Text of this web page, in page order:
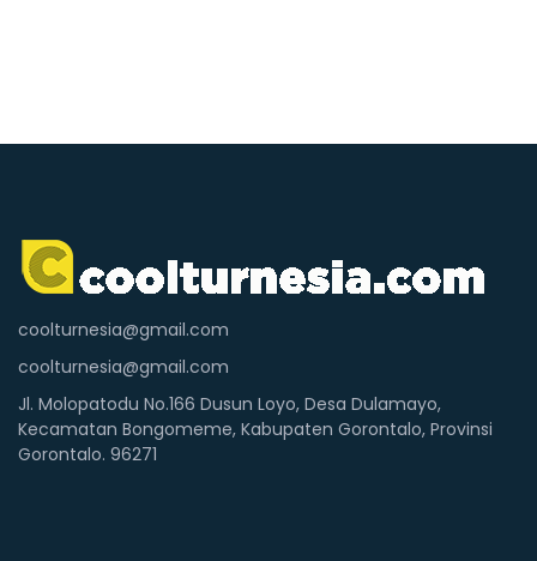
coolturnesia@gmail.com
coolturnesia@gmail.com
Jl. Molopatodu No.166 Dusun Loyo, Desa Dulamayo,
Kecamatan Bongomeme, Kabupaten Gorontalo, Provinsi
Gorontalo. 96271